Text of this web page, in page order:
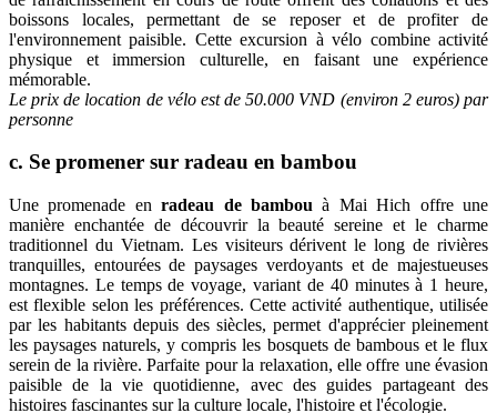
boissons locales, permettant de se reposer et de profiter de
l'environnement paisible. Cette excursion à vélo combine activité
physique et immersion culturelle, en faisant une expérience
mémorable.
Le prix de location de vélo est de 50.000 VND (environ 2 euros) par
personne
c. Se promener sur radeau en bambou
Une promenade en radeau de bambou à Mai Hich offre une
manière enchantée de découvrir la beauté sereine et le charme
traditionnel du Vietnam. Les visiteurs dérivent le long de rivières
tranquilles, entourées de paysages verdoyants et de majestueuses
montagnes. Le temps de voyage, variant de 40 minutes à 1 heure,
est flexible selon les préférences. Cette activité authentique, utilisée
par les habitants depuis des siècles, permet d'apprécier pleinement
les paysages naturels, y compris les bosquets de bambous et le flux
serein de la rivière. Parfaite pour la relaxation, elle offre une évasion
paisible de la vie quotidienne, avec des guides partageant des
histoires fascinantes sur la culture locale, l'histoire et l'écologie.